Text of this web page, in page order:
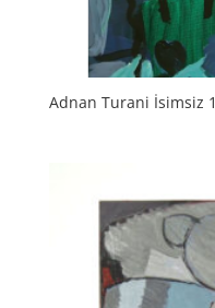
Adnan Turani İsimsiz 1